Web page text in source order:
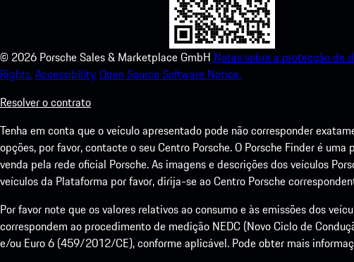
© 2026 Porsche Sales & Marketplace GmbH Notas sobre a protecção de
Rights.Accessibility.Open Source Software Notice.
Resolver o contrato
Tenha em conta que o veículo apresentado pode não corresponder
opções, por favor, contacte o seu Centro Porsche. O Porsche Finder é
venda pela rede oficial Porsche. As imagens e descrições dos veículos
veículos da Plataforma por favor, dirija-se ao Centro Porsche
Por favor note que os valores relativos ao consumo e às emissões dos
correspondem ao procedimento de medição NEDC (Novo Ciclo de
e/ou Euro 6 (459/2012/CE), conforme aplicável. Pode obter mais